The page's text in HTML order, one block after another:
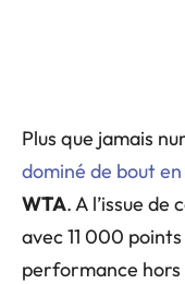
Plus que jamais
dominé de bout
WTA. A l’issue
avec 11 000
performance hors